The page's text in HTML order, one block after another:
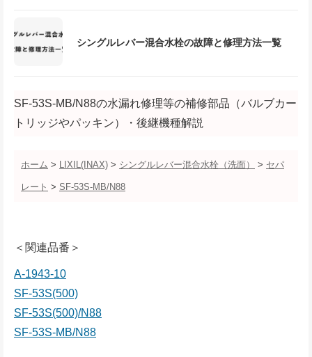
シングルレバー混合水栓の故障と修理方法一覧
SF-53S-MB/N88の水漏れ修理等の補修部品（バルブカー
トリッジやパッキン）・後継機種解説
ホーム > LIXIL(INAX) > シングルレバー混合水栓（洗面） > セパ
レート > SF-53S-MB/N88
＜関連品番＞
A-1943-10
SF-53S(500)
SF-53S(500)/N88
SF-53S-MB/N88